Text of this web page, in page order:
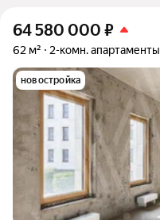
64 580 000 ₽
62 м² 2-комн. апартаменты
новостройка